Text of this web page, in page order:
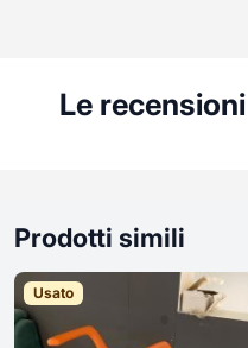
Le
Prodotti simili
Usato